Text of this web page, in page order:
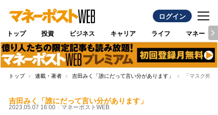
ログイン
トップ 投資 ビジネス キャリア ライフ マネー
トップ 連載・著者 吉田みく「誰にだって言い分があります」 「マスク外
吉田みく「誰にだって言い分があります」
2023.05.07 16:00 マネーポストWEB